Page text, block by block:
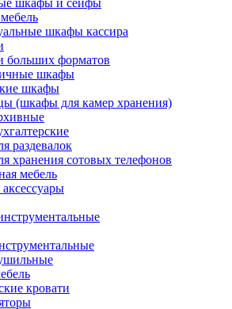
шкафы и сейфы
шкафы кассира
больших форматов
шкафы
шкафы
(шкафы для камер хранения)
раздевалок
хранения сотовых телефонов
мебель
кровати